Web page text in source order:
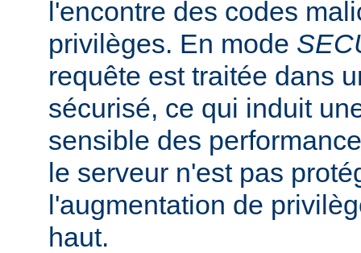
l'encontre des codes
privilèges. En mode
requête est traitée dans
sécurisé, ce qui induit
sensible des
le serveur n'est pas
l'augmentation de
haut.